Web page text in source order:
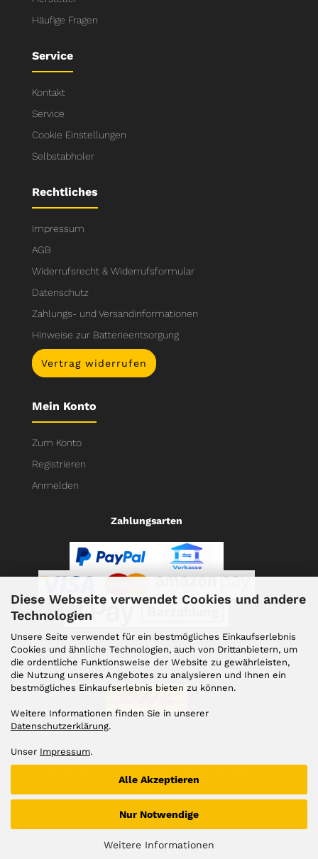
Diese Webseite verwendet Cookies und andere
Technologien
Unsere Seite verwendet für ein bestmögliches Einkaufserlebnis
Cookies und ähnliche Technologien, auch von Drittanbietern, um
die ordentliche Funktionsweise der Website zu gewährleisten,
die Nutzung unseres Angebotes zu analysieren und Ihnen ein
bestmögliches Einkaufserlebnis bieten zu können.
Weitere Informationen finden Sie in unserer
Datenschutzerklärung.
Unser Impressum.
Alle Akzeptieren
Nur Notwendige
Weitere Informationen
Häufige Fragen
Service
Kontakt
Service
Cookie Einstellungen
Selbstabholer
Rechtliches
Impressum
AGB
Widerrufsrecht & Widerrufsformular
Datenschutz
Zahlungs- und Versandinformationen
Hinweise zur Batterieentsorgung
Vertrag widerrufen
Mein Konto
Zum Konto
Registrieren
Anmelden
Zahlungsarten
Versand
Versandkosten